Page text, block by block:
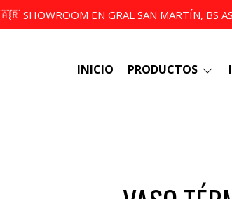
SHOWROOM EN GRAL SAN MARTÍN, BS
INICIO PRODUCTOS